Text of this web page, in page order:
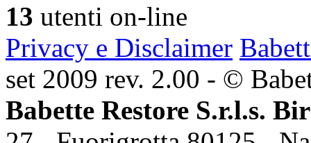
13 utenti on-line
Privacy e Disclaimer
set 2009 rev. 2.00 - ©
Babette Restore S.r.l.s.